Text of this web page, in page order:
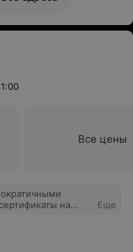
На полу
и не скажут до
нормальный,
Все цены
на
Еще